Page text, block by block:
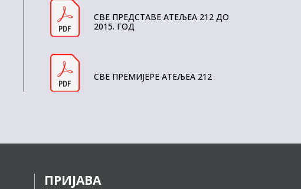
СВЕ ПРЕДСТАВЕ АТЕЉЕА 212 ДО
2015. ГОД
СВЕ ПРЕМИЈЕРЕ АТЕЉЕА 212
ПРИЈАВА